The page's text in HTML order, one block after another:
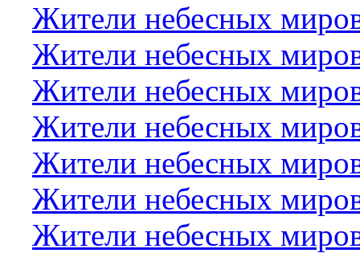
Жители небесных
Жители небесных
Жители небесных
Жители небесных
Жители небесных
Жители небесных
Жители небесных